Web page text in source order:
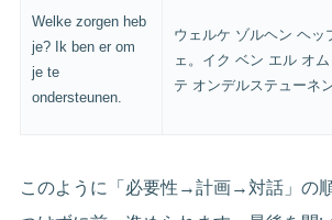
Welke zorgen heb
je? Ik ben er om
je te
ondersteunen.
ウェルケ ゾルヘン ヘッ
ェ。イク ベン エル オム
テ オンデルステューネ
このように「必要性→計画→対話」の